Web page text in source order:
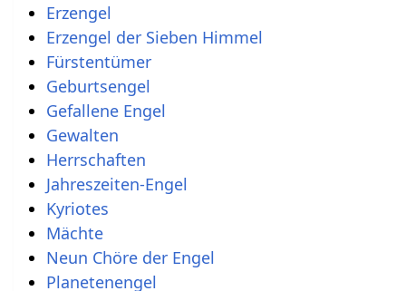
Erzengel
Erzengel der Sieben Himmel
Fürstentümer
Geburtsengel
Gefallene Engel
Gewalten
Herrschaften
Jahreszeiten-Engel
Kyriotes
Mächte
Neun Chöre der Engel
Planetenengel